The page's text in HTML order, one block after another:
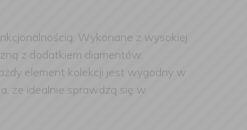
Wykonane z wysokiej
z dodatkiem diamentów,
element kolekcji jest wygodny w
że idealnie sprawdzą się w